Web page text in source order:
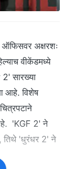
ऑफिसवर अक्षरशः
वीकेंडमध्ये
2' सारख्या
आहे. विशेष
'KGF 2' ने
तिथे 'धुरंधर 2' ने